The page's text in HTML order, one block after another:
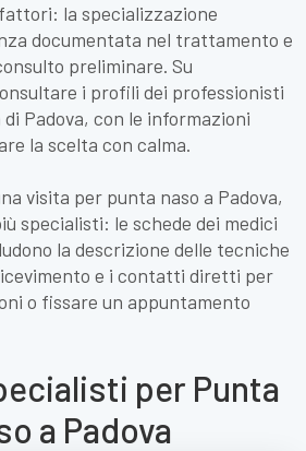
la specializzazione
documentata nel trattamento e
preliminare. Su
i profili dei professionisti
Padova, con le informazioni
la scelta con calma.
visita per punta naso a Padova,
specialisti: le schede dei medici
la descrizione delle tecniche
e i contatti diretti per
o fissare un appuntamento
per Punta
a Padova